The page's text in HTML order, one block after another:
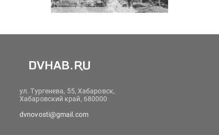
ул. Тургенева, 55, Хабаровск,
Хабаровский край, 680000
dvnovosti@gmail.com